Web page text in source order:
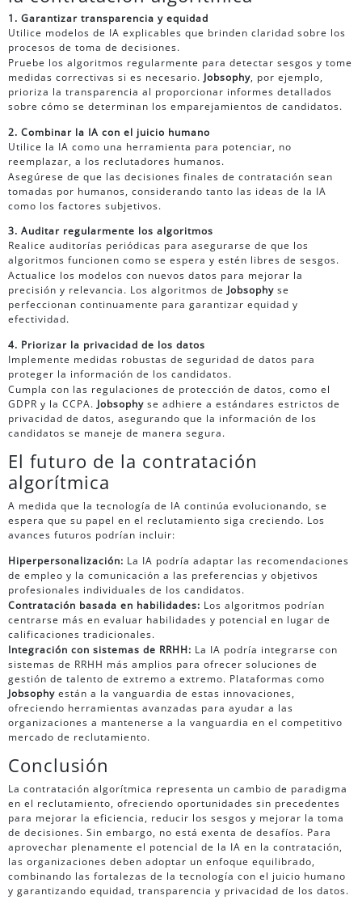
1. Garantizar transparencia y equidad
Utilice modelos de IA explicables que brinden claridad sobre los
procesos de toma de decisiones.
Pruebe los algoritmos regularmente para detectar sesgos y tome
medidas correctivas si es necesario. Jobsophy, por ejemplo,
prioriza la transparencia al proporcionar informes detallados
sobre cómo se determinan los emparejamientos de candidatos.
2. Combinar la IA con el juicio humano
Utilice la IA como una herramienta para potenciar, no
reemplazar, a los reclutadores humanos.
Asegúrese de que las decisiones finales de contratación sean
tomadas por humanos, considerando tanto las ideas de la IA
como los factores subjetivos.
3. Auditar regularmente los algoritmos
Realice auditorías periódicas para asegurarse de que los
algoritmos funcionen como se espera y estén libres de sesgos.
Actualice los modelos con nuevos datos para mejorar la
precisión y relevancia. Los algoritmos de Jobsophy se
perfeccionan continuamente para garantizar equidad y
efectividad.
4. Priorizar la privacidad de los datos
Implemente medidas robustas de seguridad de datos para
proteger la información de los candidatos.
Cumpla con las regulaciones de protección de datos, como el
GDPR y la CCPA. Jobsophy se adhiere a estándares estrictos de
privacidad de datos, asegurando que la información de los
candidatos se maneje de manera segura.
El futuro de la contratación
algorítmica
A medida que la tecnología de IA continúa evolucionando, se
espera que su papel en el reclutamiento siga creciendo. Los
avances futuros podrían incluir:
Hiperpersonalización: La IA podría adaptar las recomendaciones
de empleo y la comunicación a las preferencias y objetivos
profesionales individuales de los candidatos.
Contratación basada en habilidades: Los algoritmos podrían
centrarse más en evaluar habilidades y potencial en lugar de
calificaciones tradicionales.
Integración con sistemas de RRHH: La IA podría integrarse con
sistemas de RRHH más amplios para ofrecer soluciones de
gestión de talento de extremo a extremo. Plataformas como
Jobsophy están a la vanguardia de estas innovaciones,
ofreciendo herramientas avanzadas para ayudar a las
organizaciones a mantenerse a la vanguardia en el competitivo
mercado de reclutamiento.
Conclusión
La contratación algorítmica representa un cambio de paradigma
en el reclutamiento, ofreciendo oportunidades sin precedentes
para mejorar la eficiencia, reducir los sesgos y mejorar la toma
de decisiones. Sin embargo, no está exenta de desafíos. Para
aprovechar plenamente el potencial de la IA en la contratación,
las organizaciones deben adoptar un enfoque equilibrado,
combinando las fortalezas de la tecnología con el juicio humano
y garantizando equidad, transparencia y privacidad de los datos.